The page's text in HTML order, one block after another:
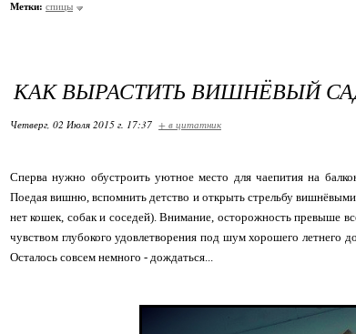
Метки: спицы
КАК ВЫРАСТИТЬ ВИШНЁВЫЙ
Четверг, 02 Июля 2015 г. 17:37 + в цитатник
Сперва нужно обустроить уютное место для чаепития на
Поедая вишню, вспомнить детство и открыть стрельбу
нет кошек, собак и соседей). Внимание, осторожность превыше
чувством глубокого удовлетворения под шум хорошего летнего
Осталось совсем немного - дождаться...